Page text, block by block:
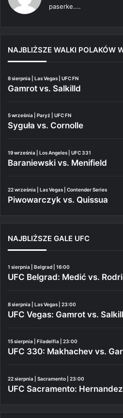
paserke....
NAJBLIŻSZE WALKI POLAKÓW
8 sierpnia | Las Vegas | UFC FN
Gamrot vs. Salkilld
5 września | Paryż | UFC FN
Syguła vs. Cornolle
19 września | Los Angeles | UFC 331
Baraniewski vs. Menifield
22 września | Las Vegas | Contender Series
Piwowarczyk vs. Quissua
NAJBLIŻSZE GALE UFC
1 sierpnia | Belgrad | 16:00
UFC Belgrad: Medić vs.
8 sierpnia | Las Vegas | 23:00
UFC Vegas: Gamrot vs.
15 sierpnia | Filadelfia | 23:00
UFC 330: Makhachev vs.
22 sierpnia | Sacramento | 23:00
UFC Sacramento: